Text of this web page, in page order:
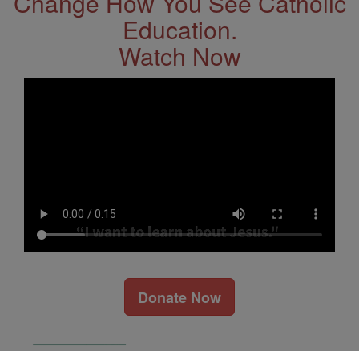
Education.
Watch Now
Donate Now